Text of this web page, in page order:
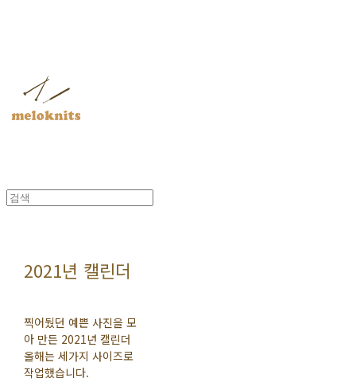
2021년 캘린더
찍어뒀던 예쁜 사진을 모
아 만든 2021년 캘린더
올해는 세가지 사이즈로
작업했습니다.